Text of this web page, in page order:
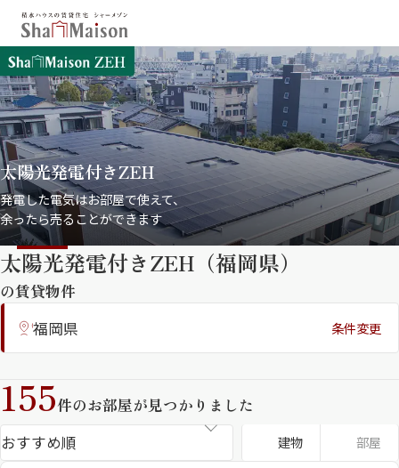
保存した条件
お気に入り
新着メール設定
最近見た物件
北海道 東北
関東
中部
関西
中国・四国
九州
市区郡・路線・駅から探す
通勤・通学時間から探す
人気のカテゴリから探す
太陽光発電付きZEH
発電した電気はお部屋で使えて、
余ったら売ることができます
太陽光発電付きZEH（福岡県）
の賃貸物件
福岡県
条件変更
155件のお部屋が見つかりました
建物 部屋
シャーメゾンプレミア （フラッグシ
住まいの価値が、多様化している今の時代。目
指したのは、本当の意味での豊かな暮らしです。